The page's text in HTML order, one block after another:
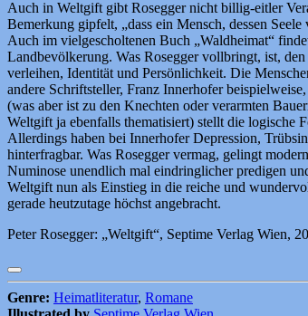
Auch in Weltgift gibt Rosegger nicht billig-eitler
Bemerkung gipfelt, „dass ein Mensch, dessen
Auch im vielgescholtenen Buch „Waldheimat“
Landbevölkerung. Was Rosegger vollbringt, ist,
verleihen, Identität und Persönlichkeit. Die
andere Schriftsteller, Franz Innerhofer
(was aber ist zu den Knechten oder verarmten
Weltgift ja ebenfalls thematisiert) stellt die logische
Allerdings haben bei Innerhofer Depression,
hinterfragbar. Was Rosegger vermag, gelingt
Numinose unendlich mal eindringlicher predigen
Weltgift nun als Einstieg in die reiche und
gerade heutzutage höchst angebracht.
Peter Rosegger: „Weltgift“, Septime Verlag Wien,
Genre: Heimatliteratur, Romane